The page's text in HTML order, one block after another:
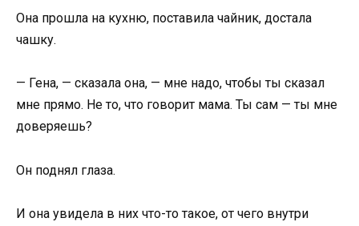
Она прошла на кухню, поставила чайник, достала
чашку.
— Гена, — сказала она, — мне надо, чтобы ты сказал
мне прямо. Не то, что говорит мама. Ты сам — ты мне
доверяешь?
Он поднял глаза.
И она увидела в них что-то такое, от чего внутри